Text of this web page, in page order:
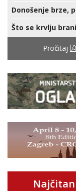
Donošenje brze,
Što se krvlju
Pročitaj